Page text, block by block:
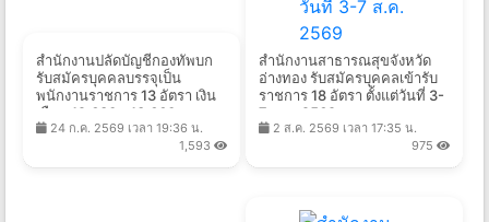
สำนักงานปลัดบัญชีกองทัพบก
รับสมัครบุคคลบรรจุเป็น
พนักงานราชการ 13 อัตรา เงิน
เดือน 12,630 - 13,660 บาท
ตั้งแต่วันที่ 3 - 7 ส.ค. 2569
24 ก.ค. 2569 เวลา 19:36 น.
1,593
สำนักงานสาธารณสุขจังหวัด
อ่างทอง รับสมัครบุคคลเข้ารับ
ราชการ 18 อัตรา ตั้งแต่วันที่ 3-
7 ส.ค. 2569
2 ส.ค. 2569 เวลา 17:35 น.
975